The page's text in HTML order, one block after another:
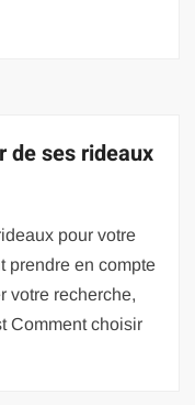
de ses rideaux
pour votre
prendre en compte
votre recherche,
Comment choisir